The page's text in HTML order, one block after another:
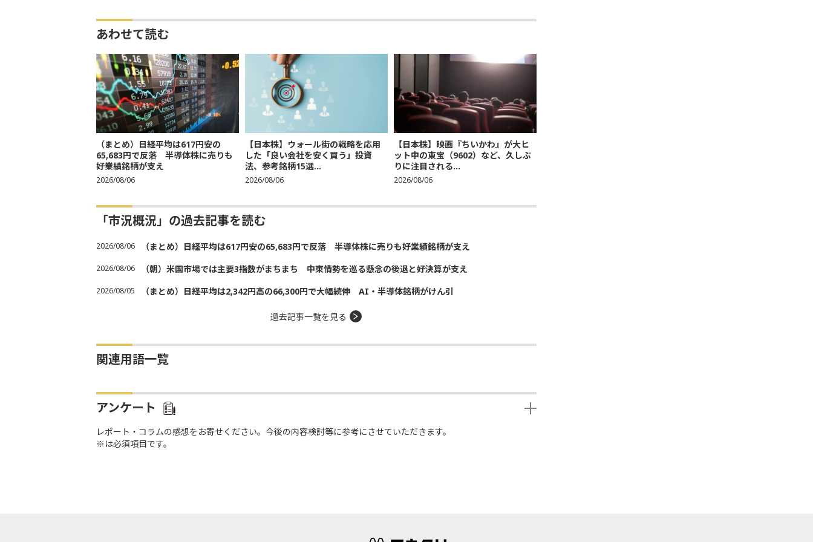
あわせて読む
（まとめ）日経平均は617円安の
65,683円で反落 半導体株に売りも
好業績銘柄が支え
2026/08/06
【日本株】ウォール街の戦略を応用
した「良い会社を安く買う」投資
法、参考銘柄15選...
2026/08/06
【日本株】映画『ちいかわ』が大ヒ
ット中の東宝（9602）など、久しぶ
りに注目される...
2026/08/06
「市況概況」の過去記事を読む
2026/08/06 （まとめ）日経平均は617円安の65,683円で反落 半導体株に売りも好業績銘柄が支え
2026/08/06 （朝）米国市場では主要3指数がまちまち 中東情勢を巡る懸念の後退と好決算が支え
2026/08/05 （まとめ）日経平均は2,342円高の66,300円で大幅続伸 AI・半導体銘柄がけん引
過去記事一覧を見る
関連用語一覧
アンケート
レポート・コラムの感想をお寄せください。今後の内容検討等に参考にさせていただきます。
※は必須項目です。